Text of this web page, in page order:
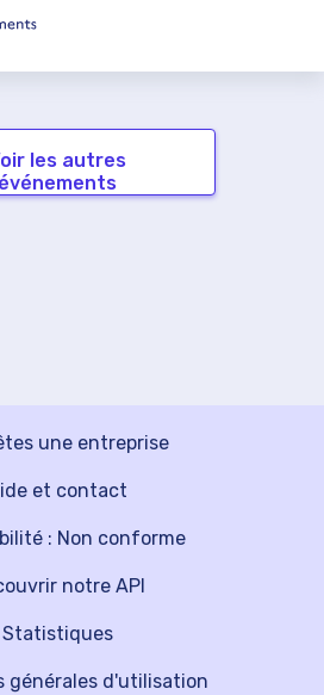
les autres
événements
une entreprise
notre API
et contact
Statistiques
: Non conforme
générales d'utilisation